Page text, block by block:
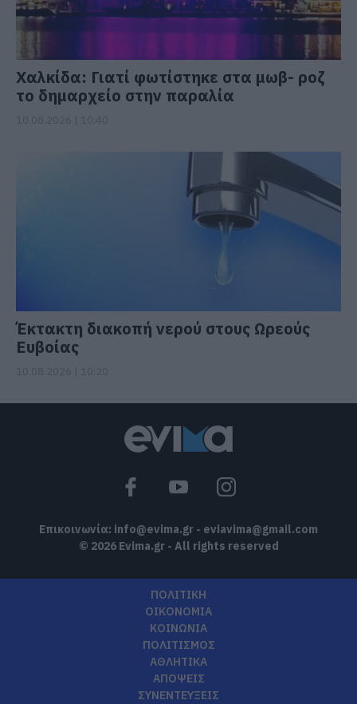
Χαλκίδα: Γιατί φωτίστηκε στα μωβ- ροζ
το δημαρχείο στην παραλία
Έκτακτη διακοπή νερού στους Ωρεούς
Ευβοίας
Επικοινωνία: info@evima.gr - eviavima@gmail.com
© 2026 Evima.gr - All rights reserved
ΠΟΛΙΤΙΚΗ
ΟΙΚΟΝΟΜΙΑ
ΚΟΙΝΩΝΙΑ
ΠΟΛΙΤΙΣΜΟΣ
ΑΘΛΗΤΙΚΑ
ΑΠΟΨΕΙΣ
ΣΥΝΕΝΤΕΥΞΕΙΣ